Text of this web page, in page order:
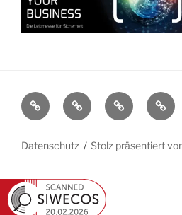
Cookie-
Richtlinie
DatenschutzImpressum
Datenschutz Stolz präsentiert